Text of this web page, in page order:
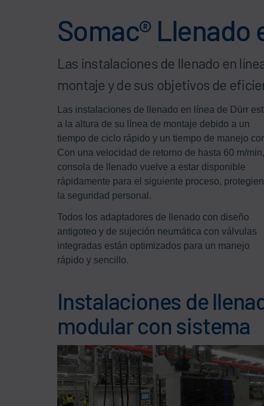
Somac® Llenado
Las instalaciones de llenado en
montaje y de sus objetivos de
Las instalaciones de llenado en línea de Dürr
a la altura de su línea de montaje debido a un
tiempo de ciclo rápido y un tiempo de manejo
Con una velocidad de retorno de hasta 60 m/
consola de llenado vuelve a estar disponible
rápidamente para el siguiente proceso,
la seguridad personal.
Todos los adaptadores de llenado con diseño
antigoteo y de sujeción neumática con válvulas
integradas están optimizados para un manejo
rápido y sencillo.
Instalaciones de
modular con sistema